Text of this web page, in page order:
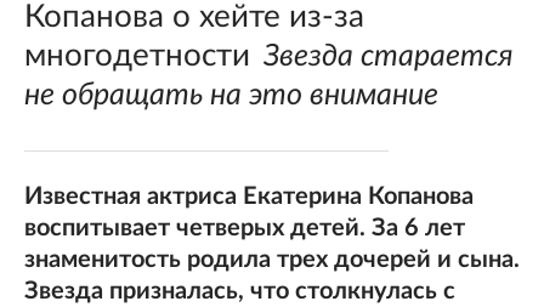
Копанова о хейте из-за
многодетности Звезда старается
не обращать на это внимание
Известная актриса Екатерина Копанова
воспитывает четверых детей. За 6 лет
знаменитость родила трех дочерей и сына.
Звезда призналась, что столкнулась с